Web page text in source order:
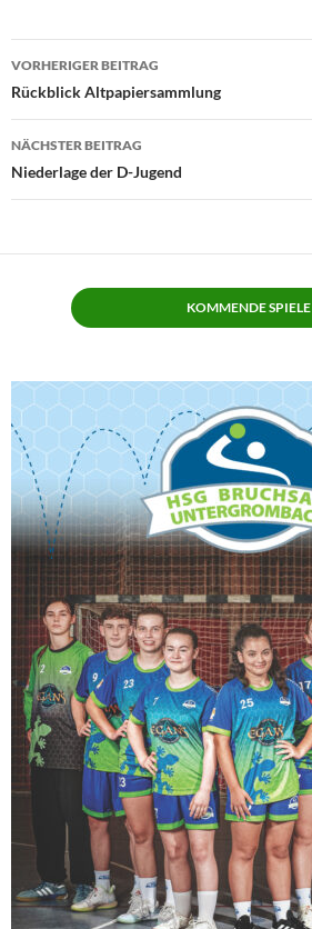
Beitragsnavigation
VORHERIGER BEITRAG
Rückblick Altpapiersammlung
NÄCHSTER BEITRAG
Niederlage der D-Jugend
KOMMENDE SPIELE